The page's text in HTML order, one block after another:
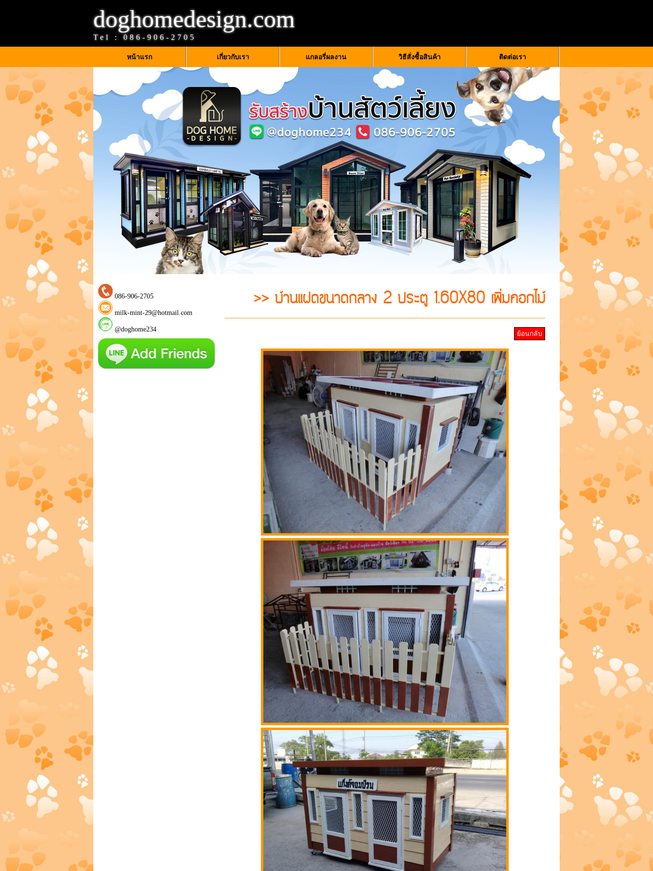
doghomedesign.com
Tel : 086-906-2705
หน้าแรก เกี่ยวกับเรา แกลอรี่ผลงาน วิธีสั่งซื้อสินค้า ติดต่อเรา
086-906-2705
milk-mint-29@hotmail.com
@doghome234
>> บ้านแฝดขนาดกลาง 2 ประตู 1.60X80 เพิ่มคอกไม้
ย้อนกลับ